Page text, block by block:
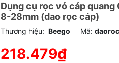
Dụng cụ rọc vỏ cáp quang
8-28mm (dao rọc cáp)
Thương hiệu: Beego Mã:
218.479₫